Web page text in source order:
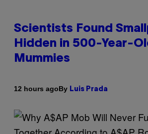
Scientists Found
Hidden in 500-Year-
Mummies
12 hours agoBy Luis Prada